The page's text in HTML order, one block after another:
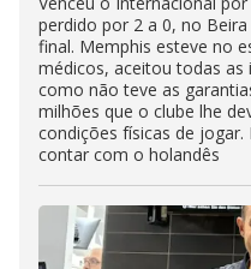
perdido por 2 a 0, no
final. Memphis esteve no
médicos, aceitou todas as
como não teve as
milhões que o clube lhe
condições físicas de
contar com o holandês